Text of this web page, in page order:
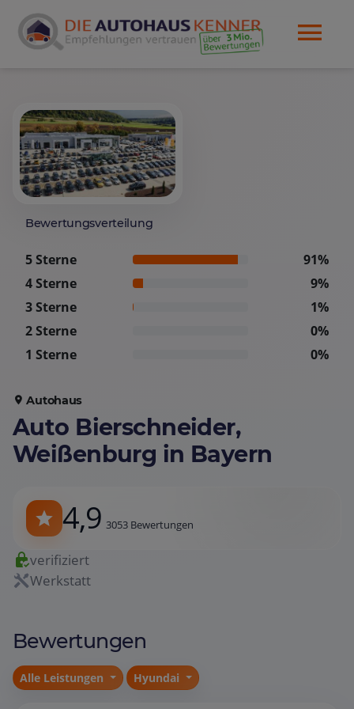
Bewertungsverteilung
5 Sterne
91%
4 Sterne
9%
3 Sterne
1%
2 Sterne
0%
1 Sterne
0%
Autohaus
Auto Bierschneider,
Weißenburg in Bayern
4,9 3053 Bewertungen
verifiziert
Werkstatt
Bewertungen
Alle Leistungen Hyundai